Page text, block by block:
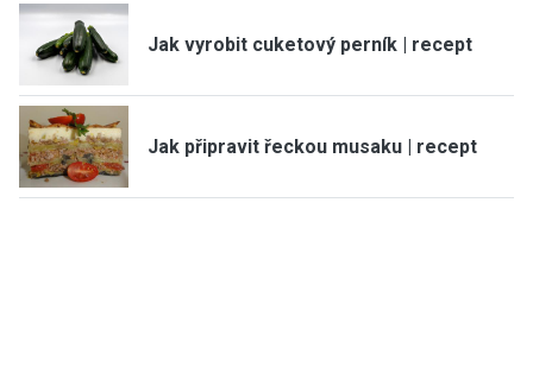
Jak vyrobit cuketový perník | recept
Jak připravit řeckou musaku | recept